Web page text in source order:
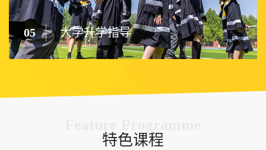
05 大学升学指导
特色课程